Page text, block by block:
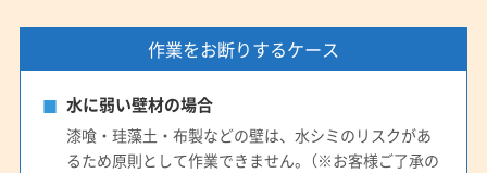
作業をお断りするケース
水に弱い壁材の場合
漆喰・珪藻土・布製などの壁は、水シミのリスクがあ
るため原則として作業できません。（※お客様ご了承の